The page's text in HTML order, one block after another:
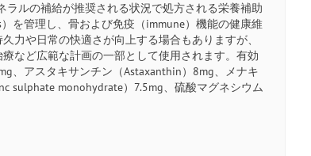
ルの補給が推奨される状況で処方される栄養補助
を管理し、骨および免疫（immune）機能の健康維
力や日常の快適さが向上する場合もありますが、
など広範な計画の一部として使用されます。有効
、アスタキサンチン（Astaxanthin）8mg、メナキ
sulphate monohydrate）7.5mg、硫酸マグネシウム